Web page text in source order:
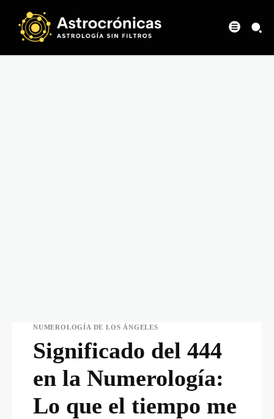
NUMEROLOGÍA DE LOS ÁNGELES
Significado del 444
en la Numerología:
Lo que el tiempo me